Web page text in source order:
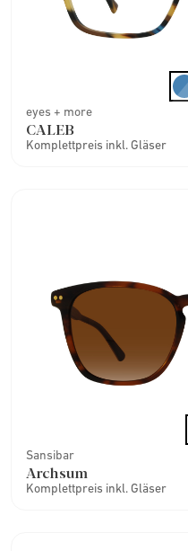
eyes + more
CALEB
Komplettpreis inkl. Gläser
Sansibar
Archsum
Komplettpreis inkl. Gläser